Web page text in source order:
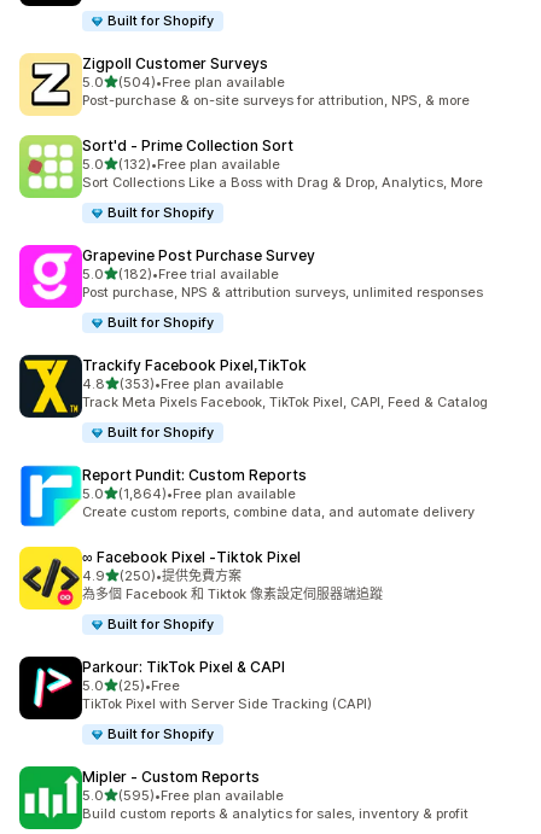
Built for Shopify
Zigpoll Customer Surveys
5.0滿分 5 顆星
(504)
共有 504 則評價
•Free plan available
Post-purchase & on-site surveys for attribution, NPS, & more
Sort'd ‑ Prime Collection Sort
5.0滿分 5 顆星
(132)
共有 132 則評價
•Free plan available
Sort Collections Like a Boss with Drag & Drop, Analytics, More
Built for Shopify
Grapevine Post Purchase Survey
5.0滿分 5 顆星
(182)
共有 182 則評價
•Free trial available
Post purchase, NPS & attribution surveys, unlimited responses
Built for Shopify
Trackify Facebook Pixel,TikTok
4.8滿分 5 顆星
(353)
共有 353 則評價
•Free plan available
Track Meta Pixels Facebook, TikTok Pixel, CAPI, Feed & Catalog
Built for Shopify
Report Pundit: Custom Reports
5.0滿分 5 顆星
(1,864)
共有 1864 則評價
•Free plan available
Create custom reports, combine data, and automate delivery
∞ Facebook Pixel ‑Tiktok Pixel
4.9滿分 5 顆星
(250)
共有 250 則評價
•提供免費方案
為多個 Facebook 和 Tiktok 像素設定伺服器端追蹤
Built for Shopify
Parkour: TikTok Pixel & CAPI
5.0滿分 5 顆星
(25)
共有 25 則評價
•Free
TikTok Pixel with Server Side Tracking (CAPI)
Built for Shopify
Mipler ‑ Custom Reports
5.0滿分 5 顆星
(595)
共有 595 則評價
•Free plan available
Build custom reports & analytics for sales, inventory & profit